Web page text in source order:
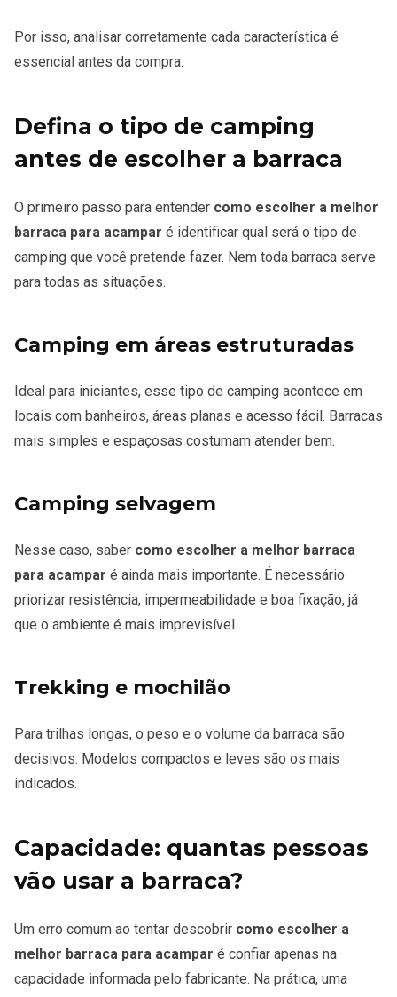
Por isso, analisar corretamente cada característica é
essencial antes da compra.
Defina o tipo de camping
antes de escolher a barraca
O primeiro passo para entender como escolher a melhor
barraca para acampar é identificar qual será o tipo de
camping que você pretende fazer. Nem toda barraca serve
para todas as situações.
Camping em áreas estruturadas
Ideal para iniciantes, esse tipo de camping acontece em
locais com banheiros, áreas planas e acesso fácil. Barracas
mais simples e espaçosas costumam atender bem.
Camping selvagem
Nesse caso, saber como escolher a melhor barraca
para acampar é ainda mais importante. É necessário
priorizar resistência, impermeabilidade e boa fixação, já
que o ambiente é mais imprevisível.
Trekking e mochilão
Para trilhas longas, o peso e o volume da barraca são
decisivos. Modelos compactos e leves são os mais
indicados.
Capacidade: quantas pessoas
vão usar a barraca?
Um erro comum ao tentar descobrir como escolher a
melhor barraca para acampar é confiar apenas na
capacidade informada pelo fabricante. Na prática, uma